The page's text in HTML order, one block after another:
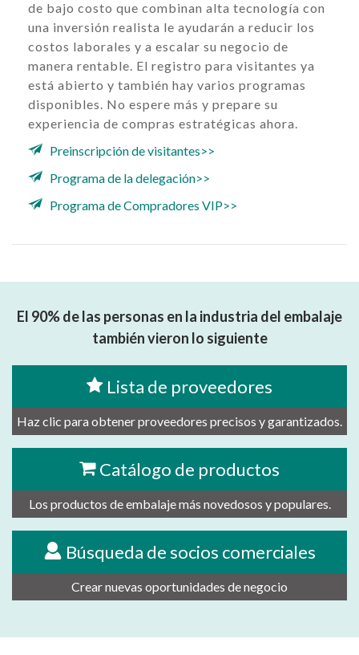
de bajo costo que combinan alta tecnología con
una inversión realista le ayudarán a reducir los
costos laborales y a escalar su negocio de
manera rentable. El registro para visitantes ya
está abierto y también hay varios programas
disponibles. No espere más y prepare su
experiencia de compras estratégicas ahora.
Preinscripción de visitantes>>
Programa de la delegación>>
Programa de Compradores VIP>>
El 90% de las personas en la industria del embalaje
también vieron lo siguiente
Lista de proveedores
Haz clic para obtener proveedores precisos y garantizados.
Catálogo de productos
Los productos de embalaje más novedosos y populares.
Búsqueda de socios comerciales
Crear nuevas oportunidades de negocio